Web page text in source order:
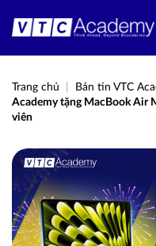
qua
Trang chủ Bản tin VTC
Academy tặng MacBook Air
viên